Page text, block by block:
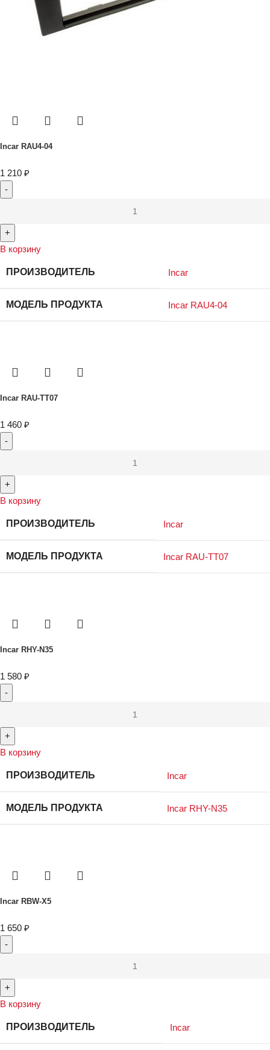
Incar RAU4-04
1 210 ₽
В корзину
ПРОИЗВОДИТЕЛЬ Incar
МОДЕЛЬ ПРОДУКТА Incar RAU4-04
Incar RAU-TT07
1 460 ₽
В корзину
ПРОИЗВОДИТЕЛЬ Incar
МОДЕЛЬ ПРОДУКТА Incar RAU-TT07
Incar RHY-N35
1 580 ₽
В корзину
ПРОИЗВОДИТЕЛЬ Incar
МОДЕЛЬ ПРОДУКТА Incar RHY-N35
Incar RBW-X5
1 650 ₽
В корзину
ПРОИЗВОДИТЕЛЬ Incar